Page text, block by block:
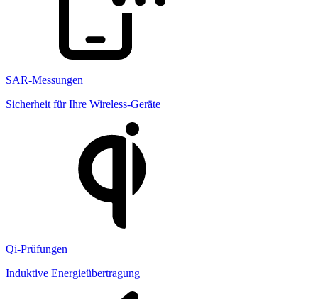
SAR-Messungen
Sicherheit für Ihre Wireless-Geräte
Qi-Prüfungen
Induktive Energieübertragung